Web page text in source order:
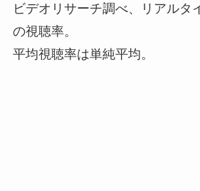
ビデオリサーチ調べ、リアルタ
の視聴率。
平均視聴率は単純平均。